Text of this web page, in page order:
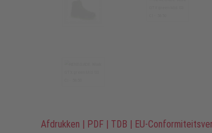
Afdrukken | PDF | TDB | EU-